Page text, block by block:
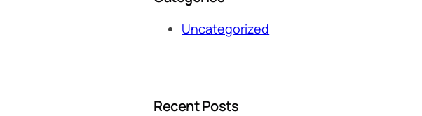
Uncategorized
Recent Posts